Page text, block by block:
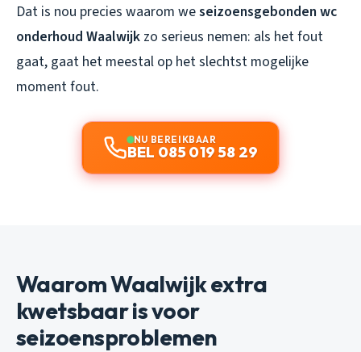
Dat is nou precies waarom weseizoensgebonden wc
onderhoud Waalwijk zo serieus nemen: als het fout
gaat, gaat het meestal op het slechtst mogelijke
moment fout.
NU BEREIKBAAR
BEL 085 019 58 29
Waarom Waalwijk extra
kwetsbaar is voor
seizoensproblemen